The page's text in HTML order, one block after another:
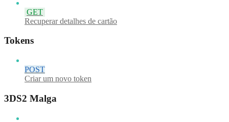
GET
Recuperar detalhes de cartão
Tokens
POST
Criar um novo token
3DS2 Malga